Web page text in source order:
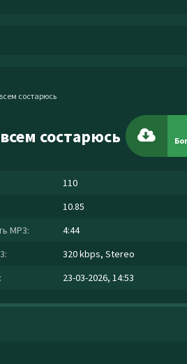
состарюсь
состарюсь
110
10.85
MP3:
4:44
320 kbps, Stereo
23-03-2026, 14:53